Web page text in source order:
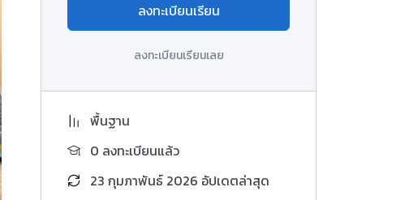
ลงทะเบียนเรียน
ลงทะเบียนเรียนเลย
พื้นฐาน
0 ลงทะเบียนแล้ว
23 กุมภาพันธ์ 2026 อัปเดตล่าสุด